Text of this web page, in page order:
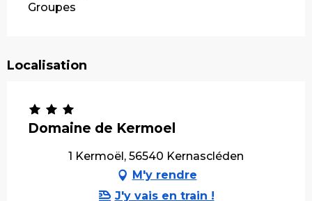
Groupes
Localisation
Domaine de Kermoel
1 Kermoël, 56540 Kernascléden
M'y rendre
J'y vais en train !